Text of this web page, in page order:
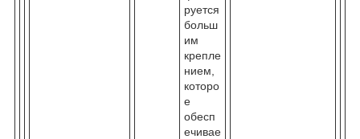
руется
больш
им
крепле
нием,
которо
е
обесп
ечивае